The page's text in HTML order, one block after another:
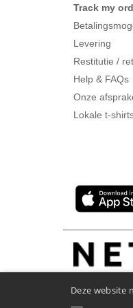
Track my
Levering
Restitutie /
Help & FAQs
Onze
Lokale t-
Deze website